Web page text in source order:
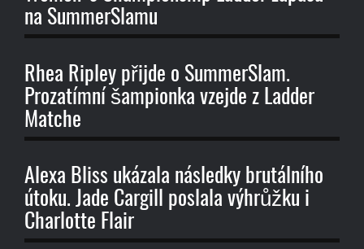
na SummerSlamu
Rhea Ripley přijde o SummerSlam.
Prozatímní šampionka vzejde z Ladder
Matche
Alexa Bliss ukázala následky brutálního
útoku. Jade Cargill poslala výhrůžku i
Charlotte Flair